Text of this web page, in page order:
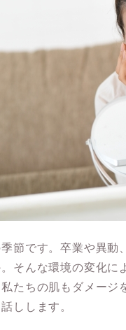
節です。卒業や異
そんな環境の変化
たちの肌もダメー
しします。